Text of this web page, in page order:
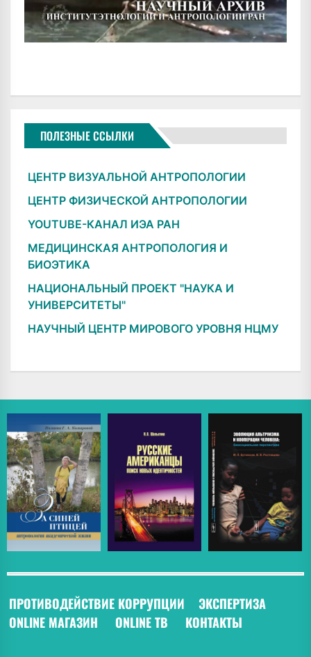
ПОЛЕЗНЫЕ ССЫЛКИ
ЦЕНТР ВИЗУАЛЬНОЙ АНТРОПОЛОГИИ
ЦЕНТР ФИЗИЧЕСКОЙ АНТРОПОЛОГИИ
YOUTUBE-КАНАЛ ИЭА РАН
МЕДИЦИНСКАЯ АНТРОПОЛОГИЯ И
БИОЭТИКА
НАЦИОНАЛЬНЫЙ ПРОЕКТ "НАУКА И
УНИВЕРСИТЕТЫ"
НАУЧНЫЙ ЦЕНТР МИРОВОГО УРОВНЯ НЦМУ
ПРОТИВОДЕЙСТВИЕ КОРРУПЦИИ ЭКСПЕРТИЗА
ONLINE МАГАЗИН
ONLINE ТВ КОНТАКТЫ